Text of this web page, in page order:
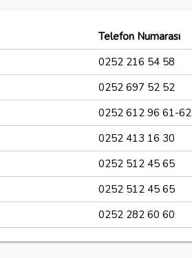
Telefon Numarası
0252 216 54 58
0252 697 52 52
0252 612 96 61-62
0252 413 16 30
0252 512 45 65
0252 512 45 65
0252 282 60 60